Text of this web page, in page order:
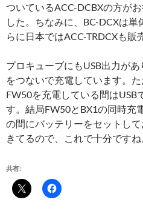
ついているACC-DCBXの方が
した。ちなみに、BC-DCXは
らに日本ではACC-TRDCXも販
プロキューブにもUSB出力が
をつないで充電しています。
FW50を充電している間はUSB
す。結局FW50とBX1の同時充
の間にバッテリーをセットし
きてるので、これで十分ですね
共有: